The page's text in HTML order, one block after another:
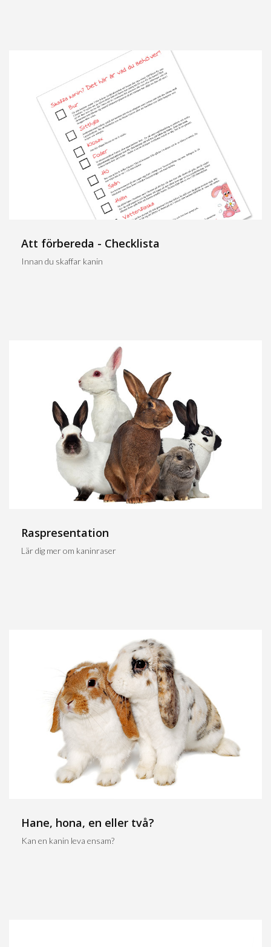
Att förbereda - Checklista
Innan du skaffar kanin
Raspresentation
Lär dig mer om kaninraser
Hane, hona, en eller två?
Kan en kanin leva ensam?